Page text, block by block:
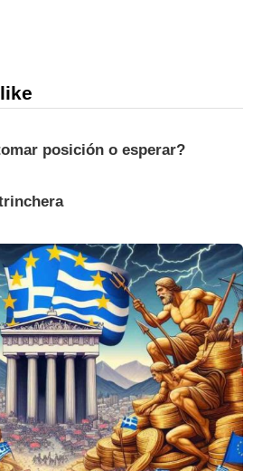
posición o esperar?